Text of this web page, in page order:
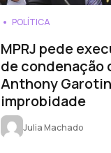
POLÍTICA
MPRJ pede
de condenação
Anthony
improbidade
Julia Machado